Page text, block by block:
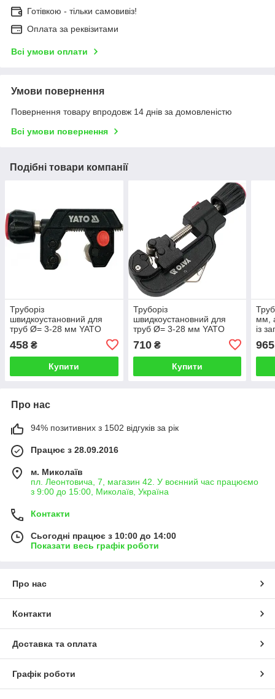
Готівкою - тільки самовивіз!
Оплата за реквізитами
Всі умови оплати
Умови повернення
Повернення товару впродовж 14 днів за домовленістю
Всі умови повернення
Подібні товари компанії
Труборіз
швидкоустановний для
труб Ø= 3-28 мм YATO
458 ₴
Купити
Труборіз
швидкоустановний для
труб Ø= 3-28 мм YATO
710₴
Купити
мм,
із
965
Про нас
94% позитивних з 1502 відгуків за рік
Працює з 28.09.2016
м. Миколаїв
пл. Леонтовича, 7, магазин 42. У воєнний час працюємо
з 9:00 до 15:00, Миколаїв, Україна
Контакти
Сьогодні працює з 10:00 до 14:00
Показати весь графік роботи
Про нас
Контакти
Доставка та оплата
Графік роботи